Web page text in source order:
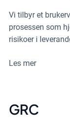
Vi tilbyr et
prosessen som
risikoer i
Les mer
GRC